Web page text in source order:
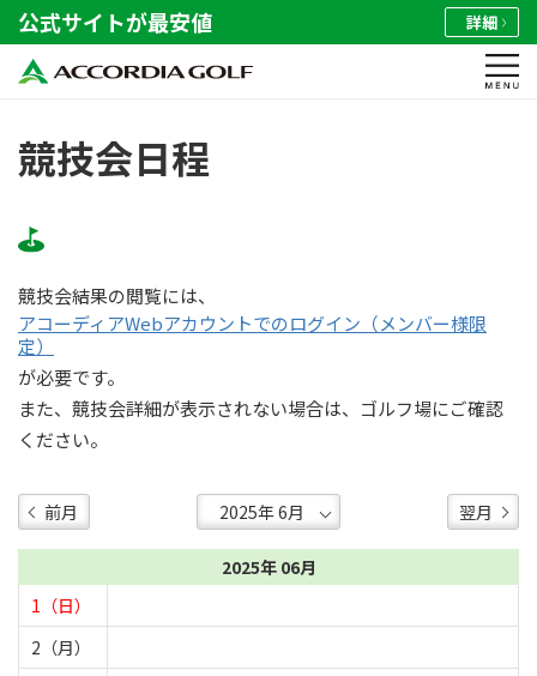
公式サイトが最安値 詳細
競技会日程
競技会結果の閲覧には、
アコーディアWebアカウントでのログイン（メンバー様限
定）
が必要です。
また、競技会詳細が表示されない場合は、ゴルフ場にご確認
ください。
前月 翌月
2025年 06月
1（日）
2（月）